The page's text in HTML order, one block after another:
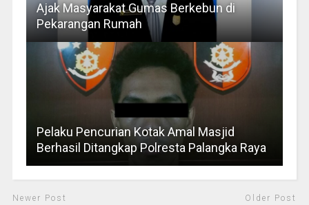
Ajak Masyarakat Gumas Berkebun di
Pekarangan Rumah
Pelaku Pencurian Kotak Amal Masjid
Berhasil Ditangkap Polresta Palangka Raya
Newer Post Older Post